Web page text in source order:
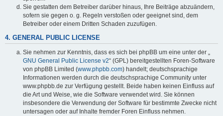
Sie gestatten dem Betreiber darüber hinaus, Ihre Beiträge abzuändern,
sofern sie gegen o. g. Regeln verstoßen oder geeignet sind, dem
Betreiber oder einem Dritten Schaden zuzufügen.
4. GENERAL PUBLIC LICENSE
Sie nehmen zur Kenntnis, dass es sich bei phpBB um eine unter der „
GNU General Public License v2“ (GPL) bereitgestellten Foren-Software
von phpBB Limited (www.phpbb.com) handelt; deutschsprachige
Informationen werden durch die deutschsprachige Community unter
www.phpbb.de zur Verfügung gestellt. Beide haben keinen Einfluss auf
die Art und Weise, wie die Software verwendet wird. Sie können
insbesondere die Verwendung der Software für bestimmte Zwecke nicht
untersagen oder auf Inhalte fremder Foren Einfluss nehmen.